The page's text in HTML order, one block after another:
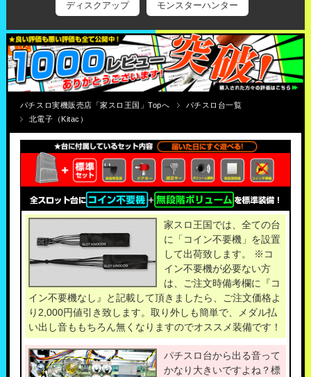
ディスクアップ モンスターハンター
パチスロ実機販売店「家スロ王国」Topへ
パチスロ台一覧
北電子（Kitac）
家スロ王国では、全ての台
に「コイン不要機」を設置
して出荷致します。 ※コ
イン不要機が必要ない方
は、ご注文時備考欄に『コ
イン不要機なし』と記載して頂きましたら、ご注文価格よ
り2,000円値引き致します。取り外しも簡単で、メダル払
い出し音ももちろん無くなりますのでオススメ装備です！
パチスロ台から出る音って
かなり大きいですよね？標